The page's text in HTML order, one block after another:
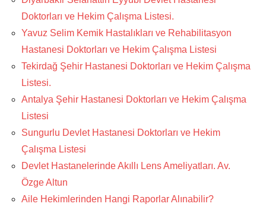
Doktorları ve Hekim Çalışma Listesi.
Yavuz Selim Kemik Hastalıkları ve Rehabilitasyon
Hastanesi Doktorları ve Hekim Çalışma Listesi
Tekirdağ Şehir Hastanesi Doktorları ve Hekim Çalışma
Listesi.
Antalya Şehir Hastanesi Doktorları ve Hekim Çalışma
Listesi
Sungurlu Devlet Hastanesi Doktorları ve Hekim
Çalışma Listesi
Devlet Hastanelerinde Akıllı Lens Ameliyatları. Av.
Özge Altun
Aile Hekimlerinden Hangi Raporlar Alınabilir?